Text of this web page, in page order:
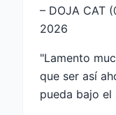
– DOJA CAT
2026
"Lamento
que ser así
pueda bajo el